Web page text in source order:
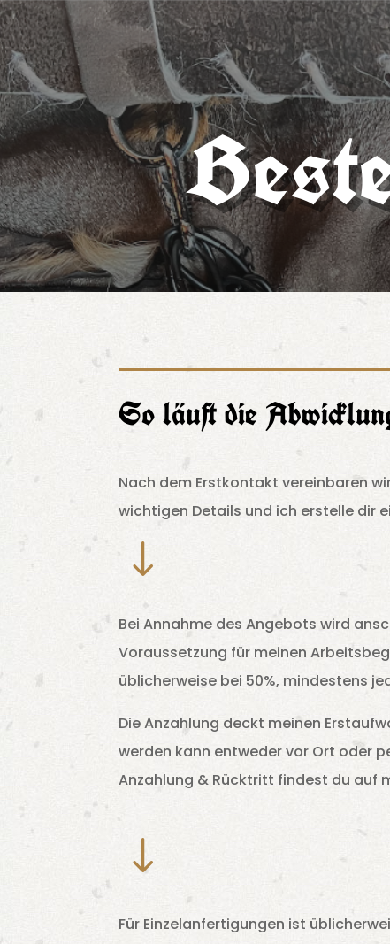
So läuft die
Nach dem Erstkontakt vereinbaren
wichtigen Details und ich erstelle dir
"
Bei Annahme des Angebots wird
Voraussetzung für meinen
üblicherweise bei 50%, mindestens
Die Anzahlung deckt meinen
werden kann entweder vor Ort oder
Anzahlung & Rücktritt findest du auf
"
Für Einzelanfertigungen ist